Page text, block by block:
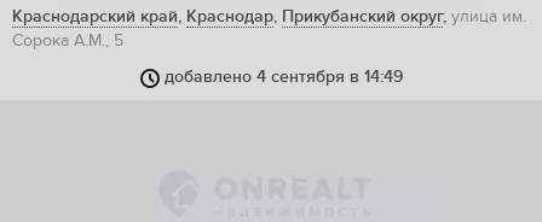
Краснодарский край, Краснодар, Прикубанский округ, улица им.
Сорока А.М., 5
добавлено 4 сентября в 14:49